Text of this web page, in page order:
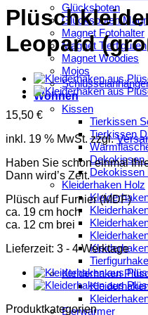
Glücksboten
Glücksboten
Magnet Fotohalter
Magnet Tierfiguren
Magnet Woodies
Mojos
Wohnen
Kissen
Tierkissen
Tierkissen
Dekokissen
Dekokissen
Kleiderhaken Holz
Kleiderhaken
Eierwärmer
Leopard
15,50 €
inkl. 19 % MwSt. zzgl.
Haben Sie schon einmal
Dann wird’s Zeit.
Plüsch auf Furnier (MDF)
ca. 19 cm hoch
ca. 12 cm brei
Lieferzeit: 3 - 4 Werktage
Produktkategorien